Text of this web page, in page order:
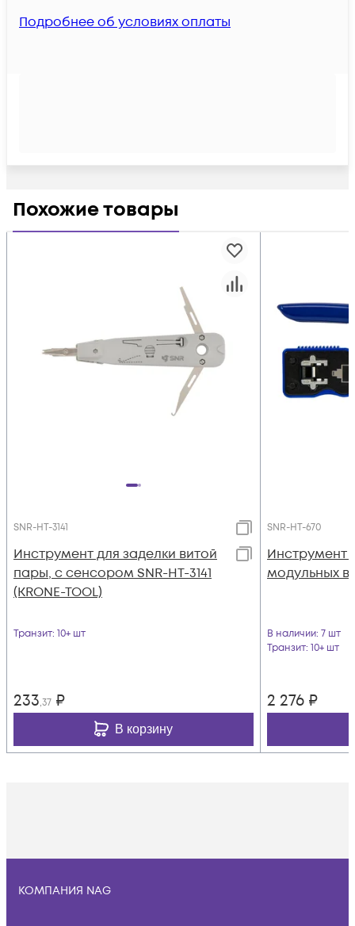
Подробнее об условиях оплаты
Похожие товары
SNR-HT-3141
Инструмент для заделки витой
пары, с сенсором SNR-HT-3141
(KRONE-TOOL)
Транзит: 10+ шт
233,37 ₽
В корзину
SNR-HT-670
Инструмент
модульных
В наличии: 7 шт
Транзит: 10+ шт
2 276 ₽
КОМПАНИЯ NAG